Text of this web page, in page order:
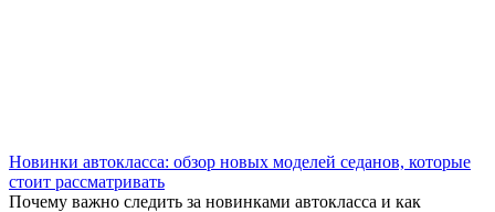
Новинки автокласса: обзор новых моделей седанов, которые
стоит рассматривать
Почему важно следить за новинками автокласса и как